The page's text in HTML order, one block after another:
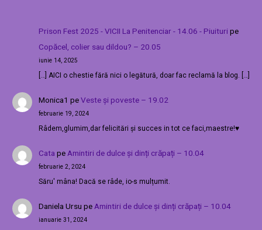
Prison Fest 2025 - VICII La Penitenciar - 14.06 - Piuituripe
Copăcel, colier sau dildou? – 20.05
iunie 14, 2025
[…] AICI o chestie fără nici o legătură, doar fac reclamă la blog. […]
Monica1 peVeste și poveste – 19.02
februarie 19, 2024
Râdem,glumim,dar felicitări și succes in tot ce faci,maestre!♥️
Cata pe Amintiri de dulce și dinți crăpați – 10.04
februarie 2, 2024
Săru' mâna! Dacă se râde, io-s mulțumit.
Daniela Ursu pe Amintiri de dulce și dinți crăpați – 10.04
ianuarie 31, 2024